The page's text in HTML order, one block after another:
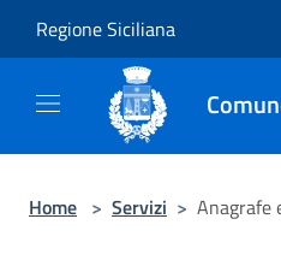
Regione Siciliana
Home > Servizi > Anagrafe